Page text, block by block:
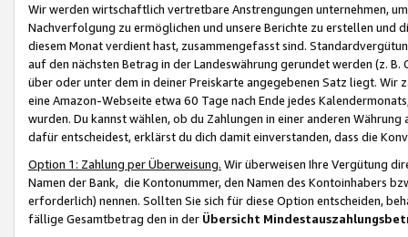
Wir werden wirtschaftlich vertretbare Anstrengungen unternehmen,
Nachverfolgung zu ermöglichen und unsere Berichte zu erstellen und
diesem Monat verdient hast, zusammengefasst sind.
auf den nächsten Betrag in der Landeswährung gerundet werden (z.
über oder unter dem in deiner Preiskarte angegebenen Satz liegt.
eine Amazon-Webseite etwa 60 Tage nach Ende jedes
wurden. Du kannst wählen, ob du Zahlungen in einer anderen
dafür entscheidest, erklärst du dich damit einverstanden, dass die
Option 1: Zahlung per Überweisung. Wir überweisen Ihre Vergütung
Namen der Bank, die Kontonummer, den Namen des Kontoinhabers
erforderlich) nennen. Sollten Sie sich für diese Option entscheiden,
fällige Gesamtbetrag den in der Übersicht